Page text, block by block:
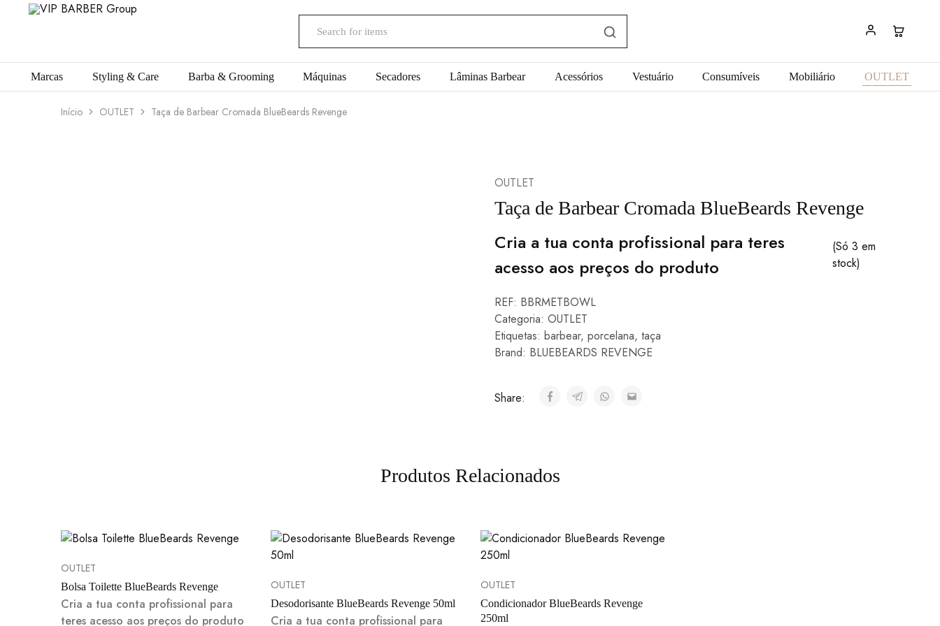
Marcas Styling & Care Barba & Grooming Máquinas Secadores Lâminas Barbear Acessórios Vestuário Consumíveis Mobiliário OUTLET
Início OUTLET Taça de Barbear Cromada BlueBeards Revenge
OUTLET
Taça de Barbear Cromada BlueBeards Revenge
Cria a tua conta profissional para teres
acesso aos preços do produto
(Só 3 em
stock)
REF: BBRMETBOWL
Categoria: OUTLET
Etiquetas: barbear, porcelana, taça
Brand: BLUEBEARDS REVENGE
Share:
Produtos Relacionados
OUTLET
Bolsa Toilette BlueBeards Revenge
Cria a tua conta profissional para
teres acesso aos preços do produto
OUTLET
Desodorisante BlueBeards Revenge 50ml
Cria a tua conta profissional para
OUTLET
Condicionador BlueBeards Revenge
250ml